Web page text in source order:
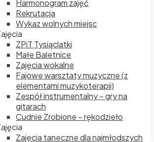
Harmonogram zajęć
Rekrutacja
Wykaz wolnych miejsc
ZPiT Tysiąclatki
Małe Baletnice
Zajęcia wokalne
Fajowe warsztaty muzyczne (z
elementami muzykoterapii)
Zespół instrumentalny – gry na
gitarach
Cudnie Zrobione – rękodzieło
Zajęcia taneczne dla najmłodszych